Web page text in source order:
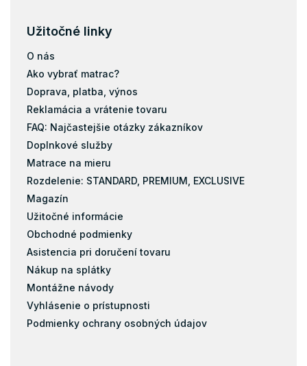
Užitočné linky
O nás
Ako vybrať matrac?
Doprava, platba, výnos
Reklamácia a vrátenie tovaru
FAQ: Najčastejšie otázky zákazníkov
Doplnkové služby
Matrace na mieru
Rozdelenie: STANDARD, PREMIUM, EXCLUSIVE
Magazín
Užitočné informácie
Obchodné podmienky
Asistencia pri doručení tovaru
Nákup na splátky
Montážne návody
Vyhlásenie o prístupnosti
Podmienky ochrany osobných údajov